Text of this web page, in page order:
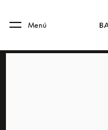
Skip to main footer
Menú